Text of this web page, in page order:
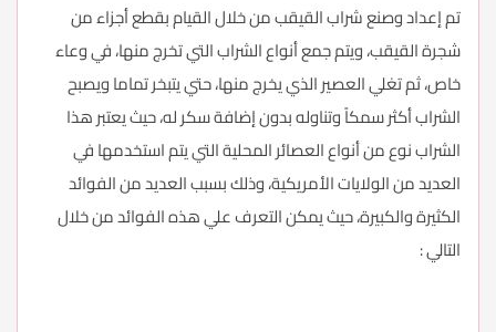
تم إعداد وصنع شراب القيقب من خلال القيام بقطع أجزاء من
شجرة القيقب، ويتم جمع أنواع الشراب التي تخرج منها، في وعاء
خاص، ثم تغلي العصير الذي يخرج منها، حتي يتبخر تماما ويصبح
الشراب أكثر سمكاً وتناوله بدون إضافة سكر له، حيث يعتبر هذا
الشراب نوع من أنواع العصائر المحلية التي يتم استخدمها في
العديد من الولايات الأمريكية، وذلك بسبب العديد من الفوائد
الكثيرة والكبيرة، حيث يمكن التعرف علي هذه الفوائد من خلال
التالي :